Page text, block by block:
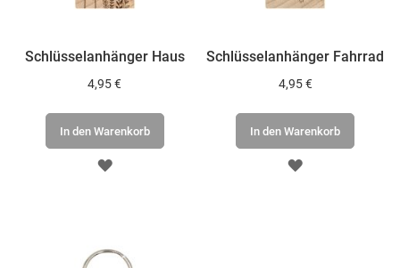
Schlüsselanhänger Haus
4,95 €
In den Warenkorb
ZUR
Schlüsselanhänger Fahrrad
4,95 €
In den Warenkorb
ZUR